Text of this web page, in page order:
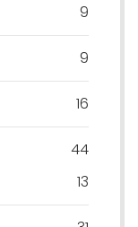
9
9
16
44
13